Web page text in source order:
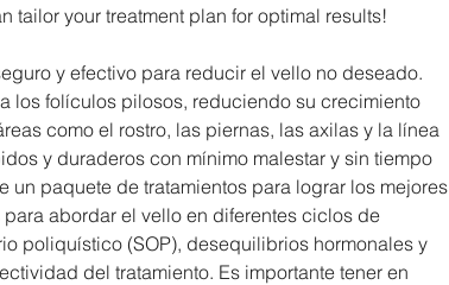
tailor your treatment plan for optimal results!
y efectivo para reducir el vello no deseado.
los folículos pilosos, reduciendo su crecimiento
como el rostro, las piernas, las axilas y la línea
y duraderos con mínimo malestar y sin tiempo
paquete de tratamientos para lograr los mejores
abordar el vello en diferentes ciclos de
poliquístico (SOP), desequilibrios hormonales y
del tratamiento. Es importante tener en